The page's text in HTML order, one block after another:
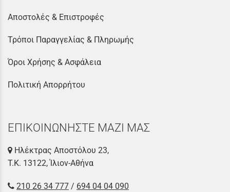
Αποστολές & Επιστροφές
Τρόποι Παραγγελίας & Πληρωμής
Όροι Χρήσης & Ασφάλεια
Πολιτική Απορρήτου
ΕΠΙΚΟΙΝΩΝΗΣΤΕ ΜΑΖΙ ΜΑΣ
Ηλέκτρας Αποστόλου 23,
Τ.Κ. 13122, Ίλιον-Αθήνα
210 26 34 777 / 694 04 04 090